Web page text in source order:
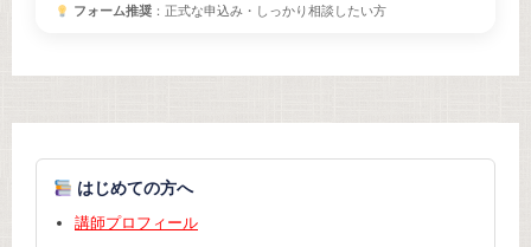
フォーム推奨：正式な申込み・しっかり相談したい方
はじめての方へ
講師プロフィール